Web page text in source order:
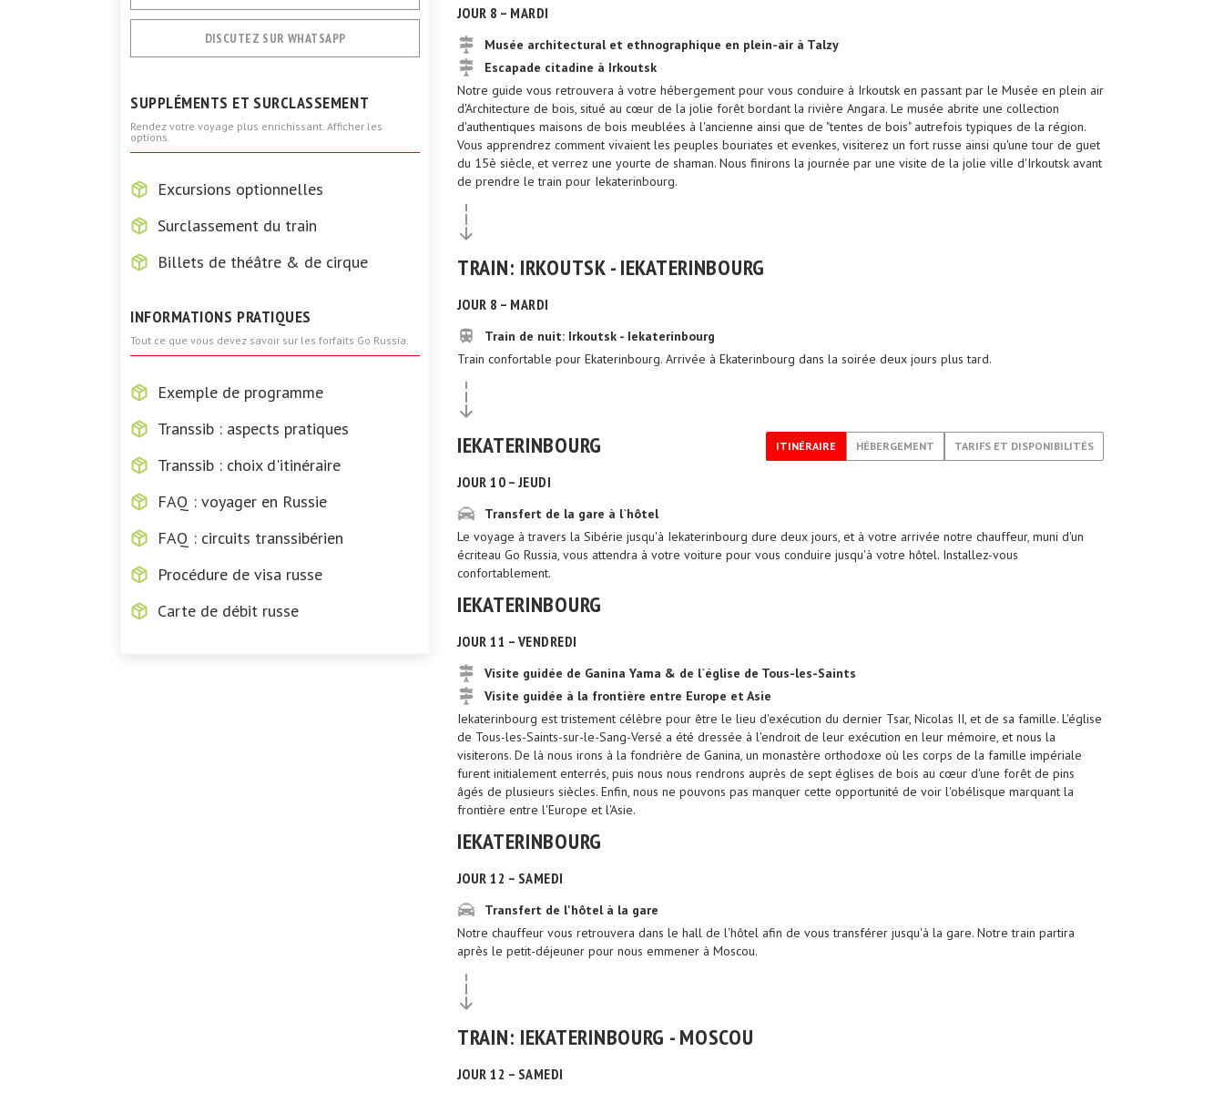
DISCUTEZ SUR WHATSAPP
SUPPLÉMENTS ET SURCLASSEMENT
Rendez votre voyage plus enrichissant. Afficher les
options.
Excursions optionnelles
Surclassement du train
Billets de théâtre & de cirque
INFORMATIONS PRATIQUES
Tout ce que vous devez savoir sur les forfaits Go Russia.
Exemple de programme
Transsib : aspects pratiques
Transsib : choix d'itinéraire
FAQ : voyager en Russie
FAQ : circuits transsibérien
Procédure de visa russe
Carte de débit russe
JOUR 8 – MARDI
Musée architectural et ethnographique en plein-air à Talzy
Escapade citadine à Irkoutsk
Notre guide vous retrouvera à votre hébergement pour vous conduire à Irkoutsk en passant par le Musée en plein air
d'Architecture de bois, situé au cœur de la jolie forêt bordant la rivière Angara. Le musée abrite une collection
d'authentiques maisons de bois meublées à l'ancienne ainsi que de "tentes de bois" autrefois typiques de la région.
Vous apprendrez comment vivaient les peuples bouriates et evenkes, visiterez un fort russe ainsi qu'une tour de guet
du 15è siècle, et verrez une yourte de shaman. Nous finirons la journée par une visite de la jolie ville d'Irkoutsk avant
de prendre le train pour Iekaterinbourg.
TRAIN: IRKOUTSK - IEKATERINBOURG
JOUR 8 – MARDI
Train de nuit: Irkoutsk - Iekaterinbourg
Train confortable pour Ekaterinbourg. Arrivée à Ekaterinbourg dans la soirée deux jours plus tard.
IEKATERINBOURG ITINÉRAIRE HÉBERGEMENT TARIFS ET DISPONIBILITÉS
JOUR 10 – JEUDI
Transfert de la gare à l`hôtel
Le voyage à travers la Sibérie jusqu'à Iekaterinbourg dure deux jours, et à votre arrivée notre chauffeur, muni d'un
écriteau Go Russia, vous attendra à votre voiture pour vous conduire jusqu'à votre hôtel. Installez-vous
confortablement.
IEKATERINBOURG
JOUR 11 – VENDREDI
Visite guidée de Ganina Yama & de l`église de Tous-les-Saints
Visite guidée à la frontière entre Europe et Asie
Iekaterinbourg est tristement célèbre pour être le lieu d'exécution du dernier Tsar, Nicolas II, et de sa famille. L'église
de Tous-les-Saints-sur-le-Sang-Versé a été dressée à l'endroit de leur exécution en leur mémoire, et nous la
visiterons. De là nous irons à la fondrière de Ganina, un monastère orthodoxe où les corps de la famille impériale
furent initialement enterrés, puis nous nous rendrons auprès de sept églises de bois au cœur d'une forêt de pins
âgés de plusieurs siècles. Enfin, nous ne pouvons pas manquer cette opportunité de voir l'obélisque marquant la
frontière entre l'Europe et l'Asie.
IEKATERINBOURG
JOUR 12 – SAMEDI
Transfert de l'hôtel à la gare
Notre chauffeur vous retrouvera dans le hall de l'hôtel afin de vous transférer jusqu'à la gare. Notre train partira
après le petit-déjeuner pour nous emmener à Moscou.
TRAIN: IEKATERINBOURG - MOSCOU
JOUR 12 – SAMEDI